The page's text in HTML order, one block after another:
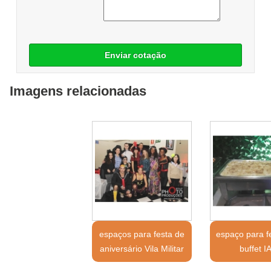
Enviar cotação
Imagens relacionadas
espaços para festa de
aniversário Vila Militar
espaço para
buffet